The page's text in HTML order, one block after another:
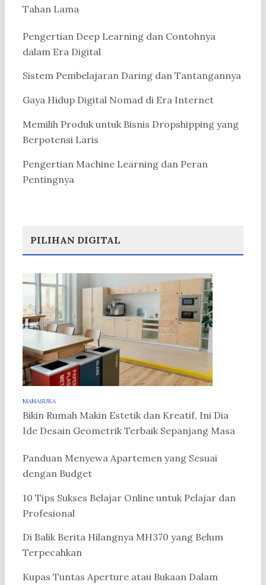
Tahan Lama
Pengertian Deep Learning dan Contohnya
dalam Era Digital
Sistem Pembelajaran Daring dan Tantangannya
Gaya Hidup Digital Nomad di Era Internet
Memilih Produk untuk Bisnis Dropshipping yang
Berpotensi Laris
Pengertian Machine Learning dan Peran
Pentingnya
PILIHAN DIGITAL
MANASUKA
Bikin Rumah Makin Estetik dan Kreatif, Ini Dia
Ide Desain Geometrik Terbaik Sepanjang Masa
Panduan Menyewa Apartemen yang Sesuai
dengan Budget
10 Tips Sukses Belajar Online untuk Pelajar dan
Profesional
Di Balik Berita Hilangnya MH370 yang Belum
Terpecahkan
Kupas Tuntas Aperture atau Bukaan Dalam